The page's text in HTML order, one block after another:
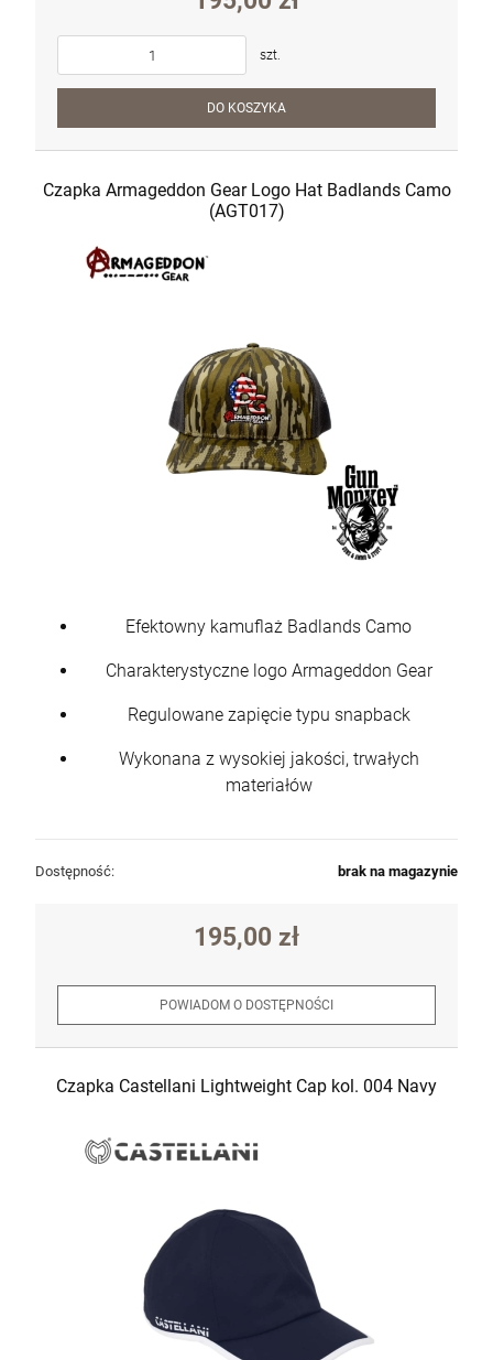
szt.
DO KOSZYKA
Czapka Armageddon Gear Logo Hat Badlands Camo
(AGT017)
Efektowny kamuflaż Badlands Camo
Charakterystyczne logo Armageddon Gear
Regulowane zapięcie typu snapback
Wykonana z wysokiej jakości, trwałych
materiałów
Dostępność: brak na magazynie
195,00 zł
POWIADOM O DOSTĘPNOŚCI
Czapka Castellani Lightweight Cap kol. 004 Navy